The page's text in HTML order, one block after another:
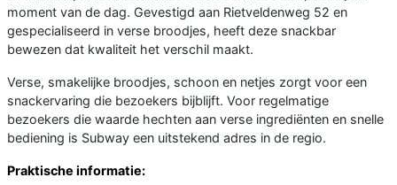
moment van de dag. Gevestigd aan Rietveldenweg 52 en
gespecialiseerd in verse broodjes, heeft deze snackbar
bewezen dat kwaliteit het verschil maakt.
Verse, smakelijke broodjes, schoon en netjes zorgt voor een
snackervaring die bezoekers bijblijft. Voor regelmatige
bezoekers die waarde hechten aan verse ingrediënten en snelle
bediening is Subway een uitstekend adres in de regio.
Praktische informatie: